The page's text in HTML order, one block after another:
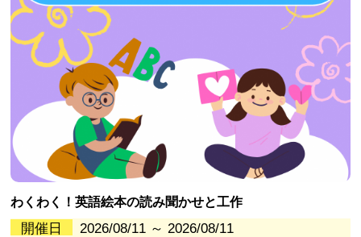
わくわく！英語絵本の読み聞かせと工作
開催日 2026/08/11 ～ 2026/08/11